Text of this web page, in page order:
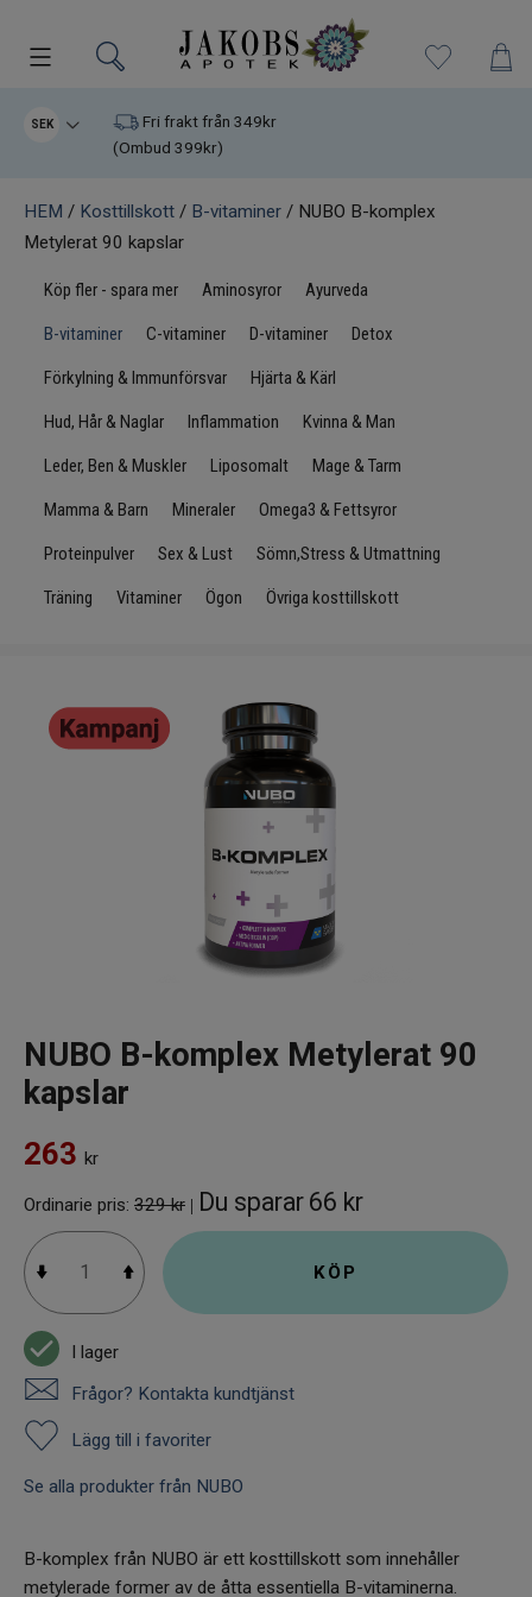
Kampanjer
Varumärken
Kosttillskott
Hudvård
Infrarött Ljus
Vattenrening & Övrigt
Fyndlådan
SEK
Fri frakt från 349kr
(Ombud 399kr)
HEM / Kosttillskott / B-vitaminer / NUBO B-komplex
Metylerat 90 kapslar
Köp fler - spara mer Aminosyror Ayurveda
B-vitaminer C-vitaminer D-vitaminer Detox
Förkylning & Immunförsvar Hjärta & Kärl
Hud, Hår & Naglar Inflammation Kvinna & Man
Leder, Ben & Muskler Liposomalt Mage & Tarm
Mamma & Barn Mineraler Omega3 & Fettsyror
Proteinpulver Sex & Lust Sömn,Stress & Utmattning
Träning Vitaminer Ögon Övriga kosttillskott
NUBO B-komplex Metylerat 90
kapslar
263 kr
Ordinarie pris: 329 kr | Du sparar 66 kr
KÖP
I lager
Frågor? Kontakta kundtjänst
Lägg till i favoriter
Se alla produkter från NUBO
B-komplex från NUBO är ett kosttillskott som innehåller
metylerade former av de åtta essentiella B-vitaminerna.